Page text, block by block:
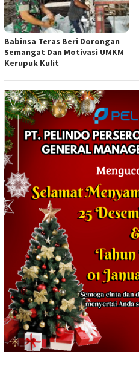
Babinsa Teras Beri Dorongan
Semangat Dan Motivasi UMKM
Kerupuk Kulit